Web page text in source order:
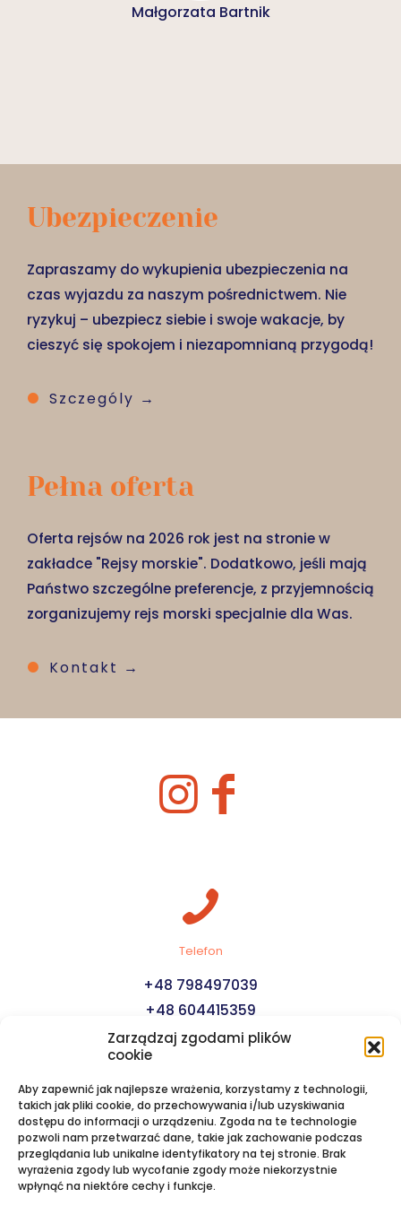
Zarządzaj zgodami plików
cookie
Aby zapewnić jak najlepsze wrażenia, korzystamy z technologii,
takich jak pliki cookie, do przechowywania i/lub uzyskiwania
dostępu do informacji o urządzeniu. Zgoda na te technologie
pozwoli nam przetwarzać dane, takie jak zachowanie podczas
przeglądania lub unikalne identyfikatory na tej stronie. Brak
wyrażenia zgody lub wycofanie zgody może niekorzystnie
wpłynąć na niektóre cechy i funkcje.
Małgorzata Bartnik
Ubezpieczenie
Zapraszamy do wykupienia ubezpieczenia na
czas wyjazdu za naszym pośrednictwem. Nie
ryzykuj – ubezpiecz siebie i swoje wakacje, by
cieszyć się spokojem i niezapomnianą przygodą!
Szczególy →
Pełna oferta
Oferta rejsów na 2026 rok jest na stronie w
zakładce "Rejsy morskie". Dodatkowo, jeśli mają
Państwo szczególne preferencje, z przyjemnością
zorganizujemy rejs morski specjalnie dla Was.
Kontakt →
Telefon
+48 798497039
+48 604415359
E-mail
biuro@rejsyjachtem.pl